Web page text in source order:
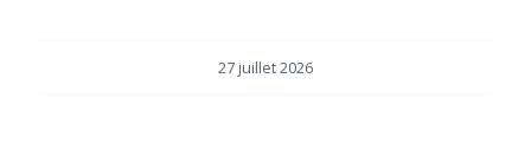
27 juillet 2026